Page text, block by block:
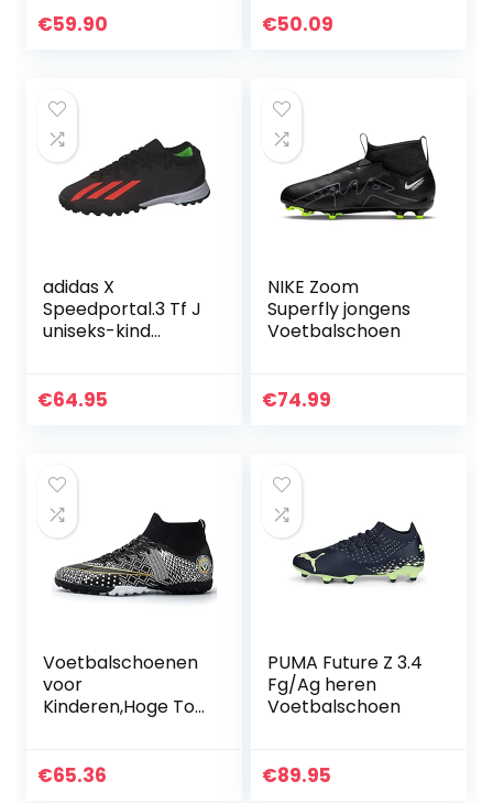
antislip
voor jongens en
meisjes –
noppenpatroon
voor gebruik op
meerdere
ondergronden
€59.90
Trainingsschoenen
Voetbalschoenen
voor sportief
hardlopen Fanelod
€50.09
adidas X
Speedportal.3 Tf J
uniseks-kind
€64.95
NIKE Zoom
Superfly jongens
Voetbalschoen
€74.99
Voetbalschoenen
voor
Kinderen,Hoge Top
Voetbalschoenen
€65.36
PUMA Future Z 3.4
Fg/Ag heren
Voetbalschoen
€89.95